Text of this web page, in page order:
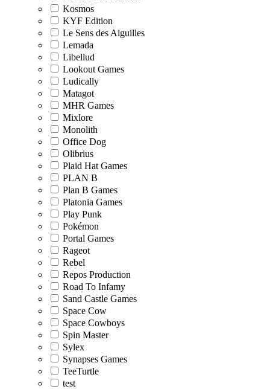
Kosmos
KYF Edition
Le Sens des Aiguilles
Lemada
Libellud
Lookout Games
Ludically
Matagot
MHR Games
Mixlore
Monolith
Office Dog
Olibrius
Plaid Hat Games
PLAN B
Plan B Games
Platonia Games
Play Punk
Pokémon
Portal Games
Rageot
Rebel
Repos Production
Road To Infamy
Sand Castle Games
Space Cow
Space Cowboys
Spin Master
Sylex
Synapses Games
TeeTurtle
test